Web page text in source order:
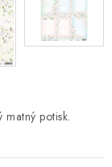
potisk.